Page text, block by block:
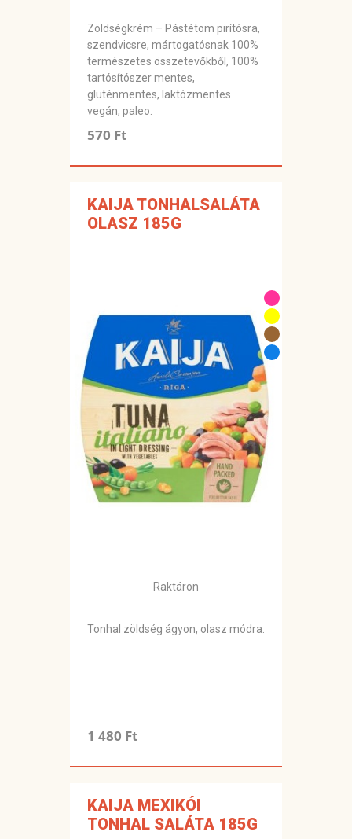
Zöldségkrém – Pástétom pirítósra,
szendvicsre, mártogatósnak 100%
természetes összetevőkből, 100%
tartósítószer mentes,
gluténmentes, laktózmentes
vegán, paleo.
570 Ft
KAIJA TONHALSALÁTA
OLASZ 185G
Raktáron
Tonhal zöldség ágyon, olasz módra.
1 480 Ft
KAIJA MEXIKÓI
TONHAL SALÁTA 185G